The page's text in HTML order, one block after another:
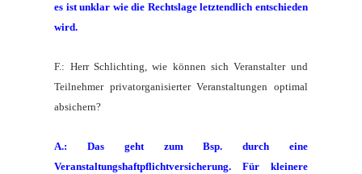
es ist unklar wie die Rechtslage letztendlich entschieden
wird.
F.: Herr Schlichting, wie können sich Veranstalter und
Teilnehmer privatorganisierter Veranstaltungen optimal
absichern?
A.: Das geht zum Bsp. durch eine
Veranstaltungshaftpflichtversicherung. Für kleinere